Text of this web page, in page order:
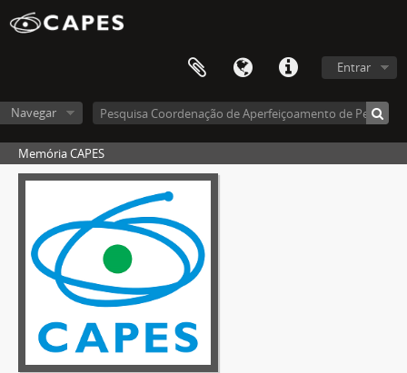
Entrar
Navegar
Memória CAPES